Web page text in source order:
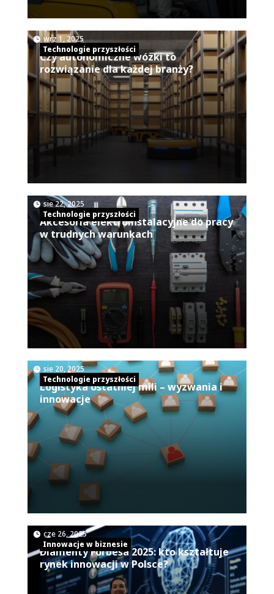
Czy autonomiczne wózki to
rozwiązanie dla każdej branży?
wrz 1, 2025|
Technologie przyszłości
Akcesoria elektroinstalacyjne do pracy
w trudnych warunkach
sie 22, 2025|
Technologie przyszłości
Logistyka ostatniej mili – wyzwania i
innowacje
sie 20, 2025|
Technologie przyszłości
Diamenty Forbesa 2025: kto kształtuje
rynek innowacji w Polsce?
cze 26, 2025|
Innowacje w biznesie